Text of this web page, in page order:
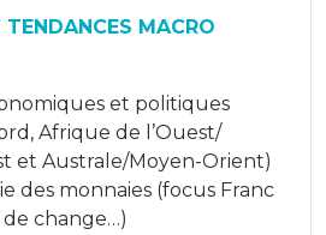
TENDANCES MACRO
et politiques
Afrique de l’Ouest/
et Australe/Moyen-Orient)
des monnaies (focus Franc
change…)